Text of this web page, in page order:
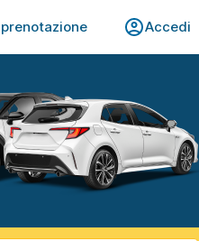
Accedi